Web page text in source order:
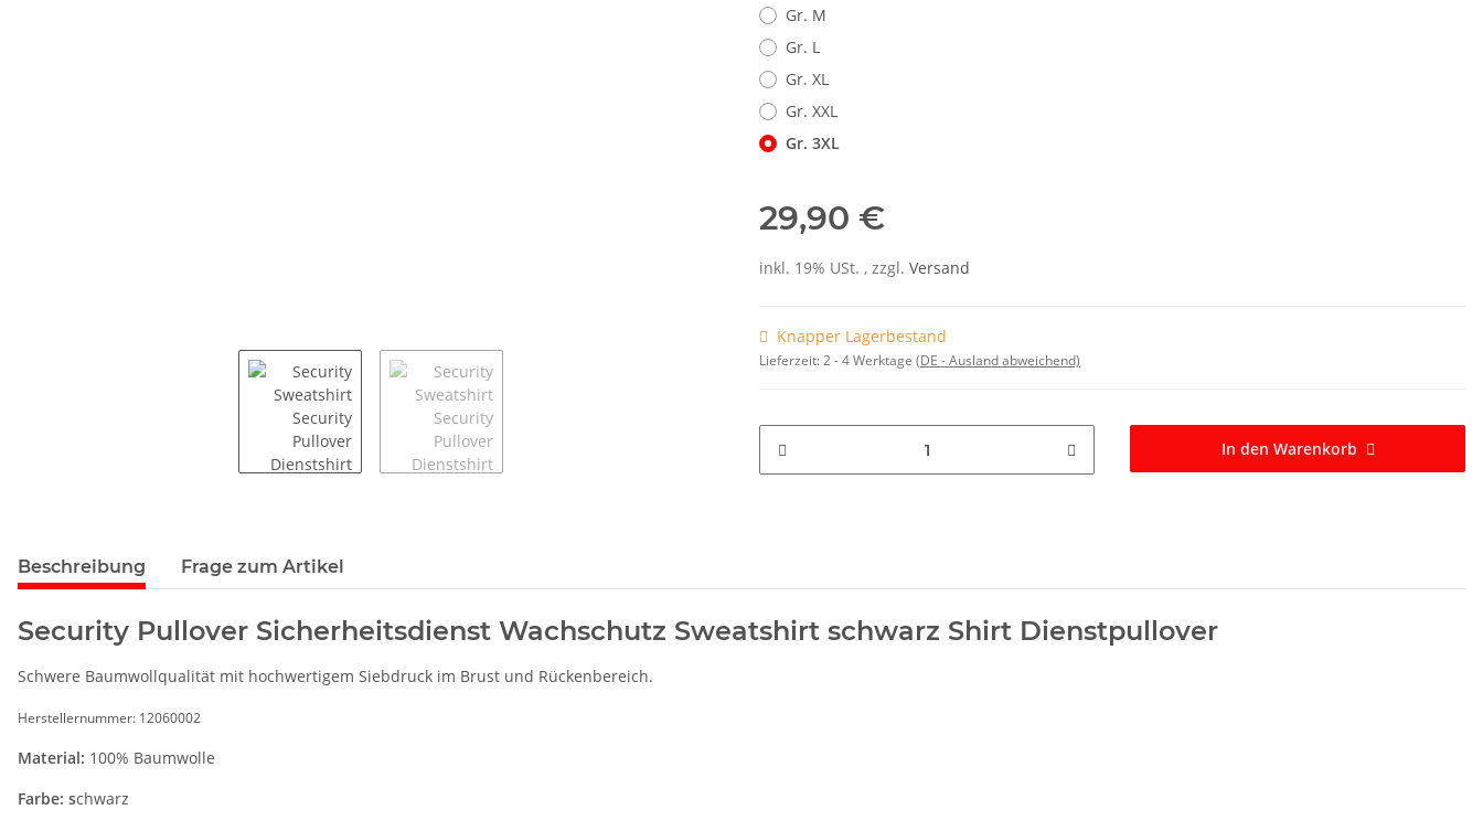
Gr. M
Gr. L
Gr. XL
Gr. XXL
Gr. 3XL
29,90 €
inkl. 19% USt. , zzgl. Versand
Knapper Lagerbestand
Lieferzeit:2 - 4 Werktage (DE - Ausland abweichend)
In den Warenkorb
Beschreibung Frage zum Artikel
Security Pullover Sicherheitsdienst Wachschutz Sweatshirt schwarz Shirt Dienstpullover
Schwere Baumwollqualität mit hochwertigem Siebdruck im Brust und Rückenbereich.
Herstellernummer: 12060002
Material: 100% Baumwolle
Farbe: schwarz